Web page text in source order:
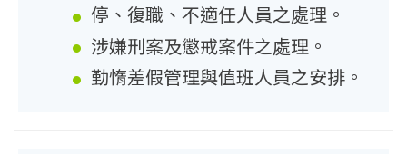
停、復職、不適任人員之處理。
涉嫌刑案及懲戒案件之處理。
勤惰差假管理與值班人員之安排。